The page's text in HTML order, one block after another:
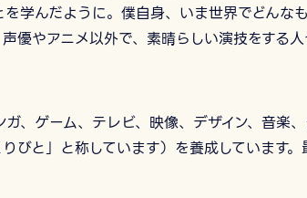
学んだように。僕自身、いま世界でどんな
優やアニメ以外で、素晴らしい演技をする
、ゲーム、テレビ、映像、デザイン、音楽
びと」と称しています）を養成しています